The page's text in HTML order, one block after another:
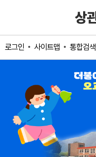
로그인 사이트맵 통합검색